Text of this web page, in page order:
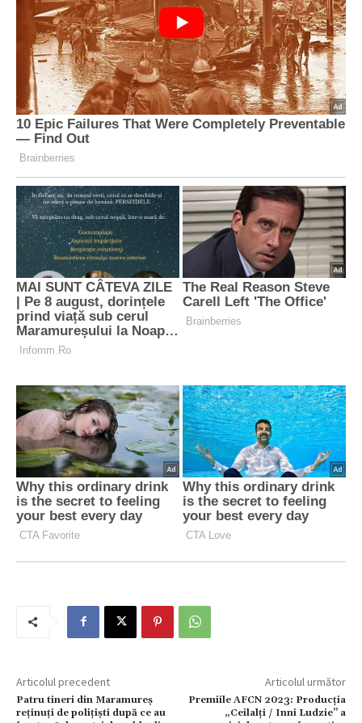
Articolul precedent
Patru tineri din Maramureș
reținuți de polițiști după ce au
Articolul următor
Premiile AFCN 2023: Producția
„Ceilalți / Inni Ludzie” a